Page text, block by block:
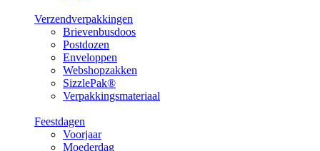
Verzendverpakkingen
Brievenbusdoos
Postdozen
Enveloppen
Webshopzakken
SizzlePak®
Verpakkingsmateriaal
Feestdagen
Voorjaar
Moederdag